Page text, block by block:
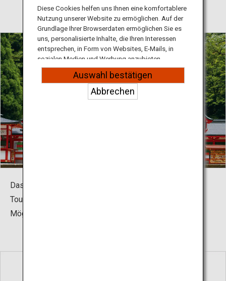
Das Programm ist bei japanischen und internationalen
Touristen sehr beliebt und bietet eine großartige
Möglichkeit, das traditionelle Japan zu erleben.
Diese Cookies helfen uns Ihnen eine komfortablere
Nutzung unserer Website zu ermöglichen. Auf der
Grundlage Ihrer Browserdaten ermöglichen Sie es
uns, personalisierte Inhalte, die Ihren Interessen
entsprechen, in Form von Websites, E-Mails, in
sozialen Medien und Werbung anzubieten.
Auswahl bestätigen
Abbrechen